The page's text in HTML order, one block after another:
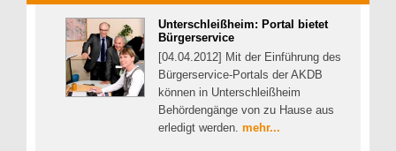
Unterschleißheim: Portal bietet
Bürgerservice
[04.04.2012] Mit der Einführung des
Bürgerservice-Portals der AKDB
können in Unterschleißheim
Behördengänge von zu Hause aus
erledigt werden. mehr...